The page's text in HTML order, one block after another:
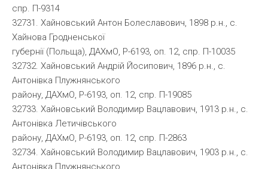
спр. П-9314
32731. Хайновський Антон Болеславович, 1898 р.н., с.
Хайнова Гродненської
губернії (Польща), ДАХмО, Р-6193, оп. 12, спр. П-10035
32732. Хайновський Андрій Йосипович, 1896 р.н., с.
Антонівка Плужнянського
району, ДАХмО, Р-6193, оп. 12, спр. П-19085
32733. Хайновський Володимир Вацлавович, 1913 р.н., с.
Антонівка Летичівського
району, ДАХмО, Р-6193, оп. 12, спр. П-2863
32734. Хайновський Володимир Вацлавович, 1903 р.н., с.
Антонівка Плужнянського